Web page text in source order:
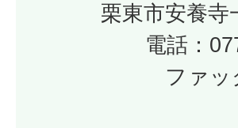
栗東市安養寺
電話：
ファッ